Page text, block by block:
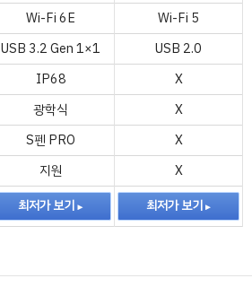
Wi-Fi 6E
Wi-Fi 5
USB 3.2 Gen 1×1
USB 2.0
IP68
X
광학식
X
S펜 PRO
X
지원
X
최저가 보기 최저가 보기